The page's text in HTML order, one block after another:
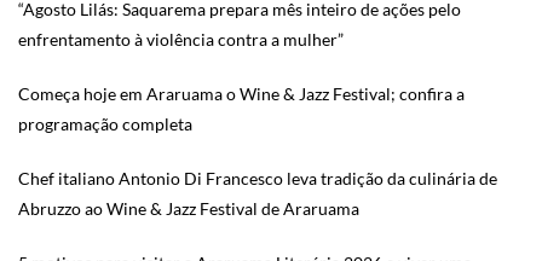
“Agosto Lilás: Saquarema prepara mês inteiro de ações pelo
enfrentamento à violência contra a mulher”
Começa hoje em Araruama o Wine & Jazz Festival; confira a
programação completa
Chef italiano Antonio Di Francesco leva tradição da culinária de
Abruzzo ao Wine & Jazz Festival de Araruama